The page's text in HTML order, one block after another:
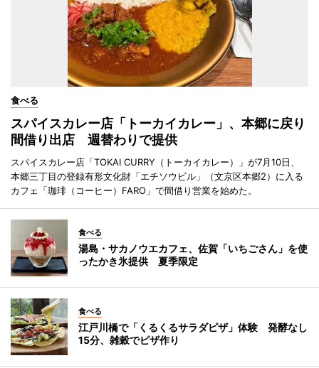
食べる
スパイスカレー店「トーカイカレー」、本郷に戻り
間借り出店 週替わりで提供
スパイスカレー店「TOKAI CURRY（トーカイカレー）」が7月10日、
本郷三丁目の登録有形文化財「エチソウビル」（文京区本郷2）に入る
カフェ「珈琲（コーヒー）FARO」で間借り営業を始めた。
食べる
湯島・サカノウエカフェ、佐賀「いちごさん」を使
ったかき氷提供 夏季限定
食べる
江戸川橋で「くるくるサラダピザ」体験 発酵なし
15分、雑穀でピザ作り